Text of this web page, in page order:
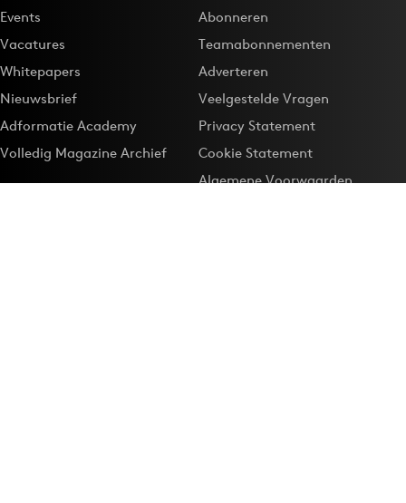
Events
Vacatures
Whitepapers
Nieuwsbrief
Adformatie Academy
Volledig Magazine Archief
Abonneren
Teamabonnementen
Adverteren
Veelgestelde Vragen
Privacy Statement
Cookie Statement
Algemene Voorwaarden